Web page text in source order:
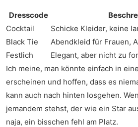
Dresscode
Cocktail
Schicke Kleider, keine
Black Tie
Abendkleid für Frauen,
Festlich
Elegant, aber nicht zu
Ich meine, man könnte einfach in
erscheinen und hoffen, dass es
kann auch nach hinten losgehen.
jemandem stehst, der wie ein Star
naja, ein bisschen fehl am Platz.